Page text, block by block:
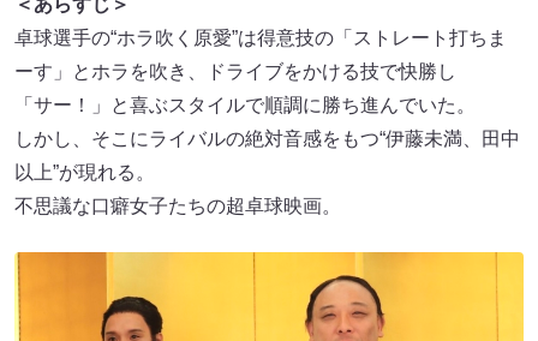
＜あらすじ＞
卓球選手の“ホラ吹く原愛”は得意技の「ストレート打ちま
ーす」とホラを吹き、ドライブをかける技で快勝し
「サー！」と喜ぶスタイルで順調に勝ち進んでいた。
しかし、そこにライバルの絶対音感をもつ“伊藤未満、田中
以上”が現れる。
不思議な口癖女子たちの超卓球映画。